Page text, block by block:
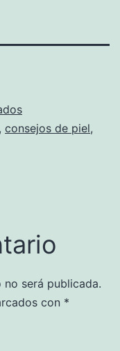
, consejos de piel,
será publicada.
con *